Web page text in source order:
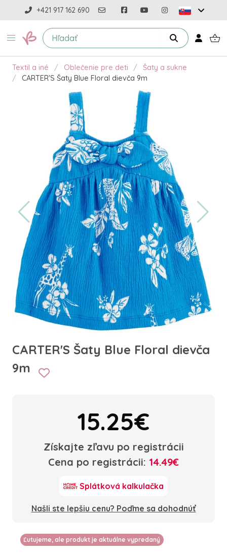
+421 917 162 690
Textil a iné Oblečenie pre deti
Šaty a sukne
CARTER'S Šaty Blue Floral dievča 9m
CARTER'S Šaty Blue Floral dievča
9m
15.25€
Získajte zľavu po registrácii
Cena po registrácii: 14.49€
Splátková kalkulačka
Našli ste lepšiu cenu? Poďme sa dohodnúť
Ľutujeme, ale produkt je aktuálne vypredaný